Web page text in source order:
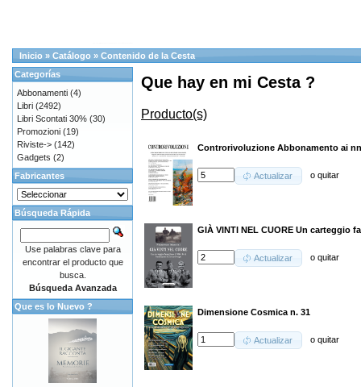
Inicio » Catálogo » Contenido de la Cesta
Que hay en mi Cesta ?
Producto(s)
Controrivoluzione Abbonamento ai
Actualizar oquitar
GIÀ VINTI NEL CUORE Un carteggio
Actualizar oquitar
Dimensione Cosmica n. 31
Actualizar oquitar
Categorías
Abbonamenti (4)
Libri (2492)
Libri Scontati 30% (30)
Promozioni (19)
Riviste-> (142)
Gadgets (2)
Fabricantes
Búsqueda Rápida
Use palabras clave para
encontrar el producto que
busca.
Búsqueda Avanzada
Que es lo Nuevo ?